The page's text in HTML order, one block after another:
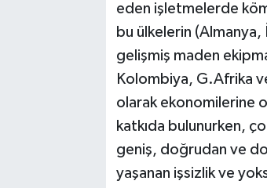
eden işletmelerde
bu ülkelerin
gelişmiş maden
Kolombiya, G.Afrika
olarak ekonomilerine
katkıda bulunurken,
geniş, doğrudan ve
yaşanan işsizlik ve